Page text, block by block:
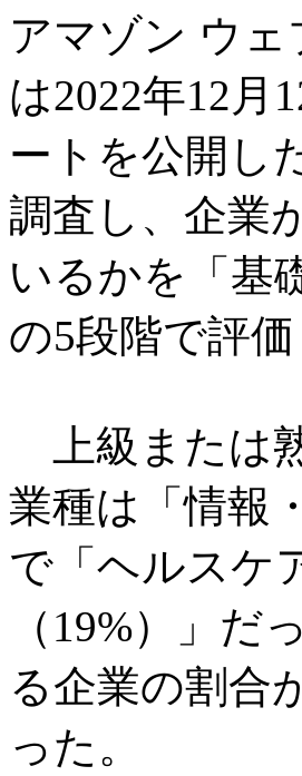
アマゾン ウ
は2022年12月
ートを公開し
調査し、企業
いるかを「基
の5段階で評価
上級または
業種は「情報
で「ヘルスケ
（19%）」
る企業の割合
った。